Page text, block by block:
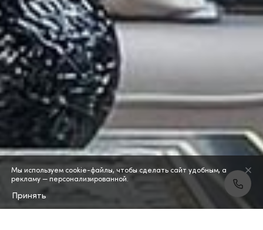
Мы используем cookie-файлы, чтобы сделать сайт удобным, а
рекламу — персонализированной.
Принять